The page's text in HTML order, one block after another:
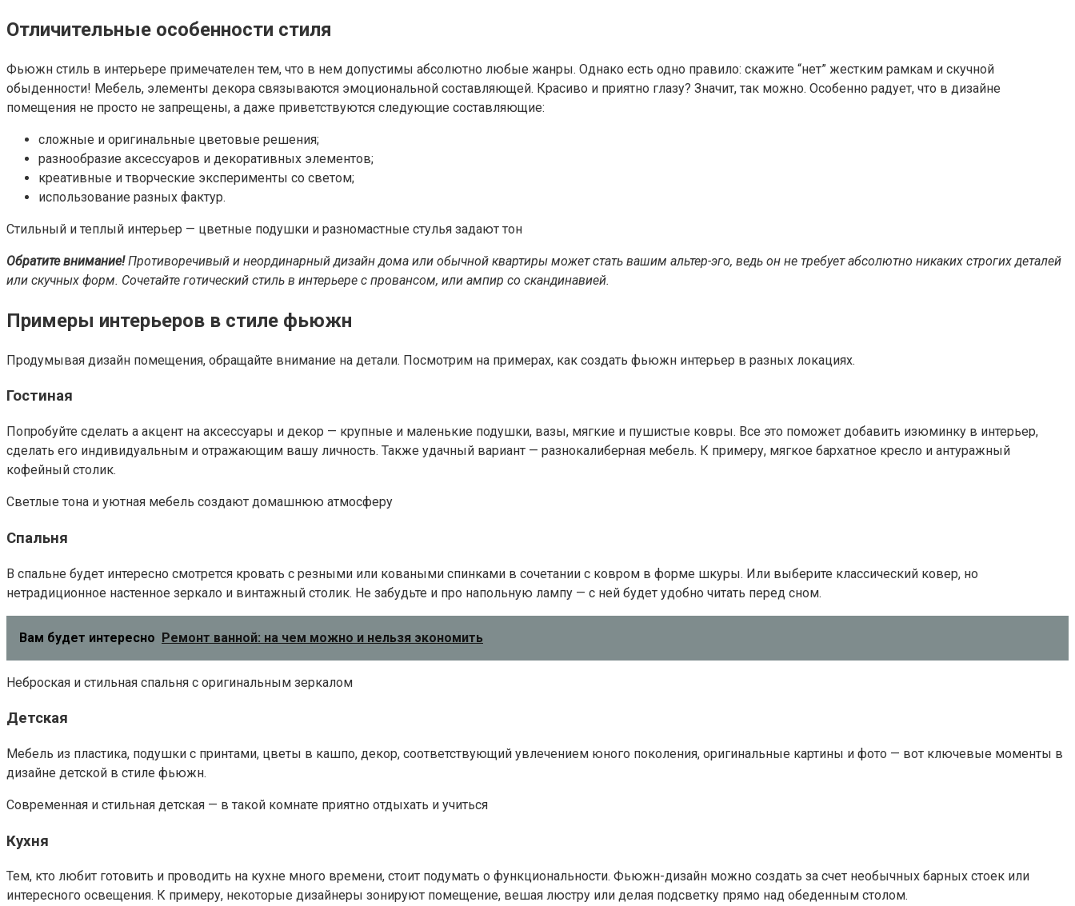
Отличительные особенности стиля
Фьюжн стиль в интерьере примечателен тем, что в нем допустимы абсолютно любые жанры. Однако есть одно правило: скажите “нет” жестким рамкам и скучной
обыденности! Мебель, элементы декора связываются эмоциональной составляющей. Красиво и приятно глазу? Значит, так можно. Особенно радует, что в дизайне
помещения не просто не запрещены, а даже приветствуются следующие составляющие:
сложные и оригинальные цветовые решения;
разнообразие аксессуаров и декоративных элементов;
креативные и творческие эксперименты со светом;
использование разных фактур.
Стильный и теплый интерьер — цветные подушки и разномастные стулья задают тон
Обратите внимание! Противоречивый и неординарный дизайн дома или обычной квартиры может стать вашим альтер-эго, ведь он не требует абсолютно никаких строгих деталей
или скучных форм. Сочетайте готический стиль в интерьере с провансом, или ампир со скандинавией.
Примеры интерьеров в стиле фьюжн
Продумывая дизайн помещения, обращайте внимание на детали. Посмотрим на примерах, как создать фьюжн интерьер в разных локациях.
Гостиная
Попробуйте сделать а акцент на аксессуары и декор — крупные и маленькие подушки, вазы, мягкие и пушистые ковры. Все это поможет добавить изюминку в интерьер,
сделать его индивидуальным и отражающим вашу личность. Также удачный вариант — разнокалиберная мебель. К примеру, мягкое бархатное кресло и антуражный
кофейный столик.
Светлые тона и уютная мебель создают домашнюю атмосферу
Спальня
В спальне будет интересно смотрется кровать с резными или коваными спинками в сочетании с ковром в форме шкуры. Или выберите классический ковер, но
нетрадиционное настенное зеркало и винтажный столик. Не забудьте и про напольную лампу — с ней будет удобно читать перед сном.
Вам будет интересно Ремонт ванной: на чем можно и нельзя экономить
Неброская и стильная спальня с оригинальным зеркалом
Детская
Мебель из пластика, подушки с принтами, цветы в кашпо, декор, соответствующий увлечением юного поколения, оригинальные картины и фото — вот ключевые моменты в
дизайне детской в стиле фьюжн.
Современная и стильная детская — в такой комнате приятно отдыхать и учиться
Кухня
Тем, кто любит готовить и проводить на кухне много времени, стоит подумать о функциональности. Фьюжн-дизайн можно создать за счет необычных барных стоек или
интересного освещения. К примеру, некоторые дизайнеры зонируют помещение, вешая люстру или делая подсветку прямо над обеденным столом.